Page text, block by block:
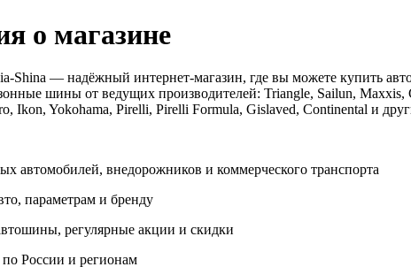
о магазине
Shina — надёжный интернет-магазин, где вы можете купить
шины от ведущих производителей: Triangle, Sailun,
Ikon, Yokohama, Pirelli, Pirelli Formula, Gislaved, Continental и
автомобилей, внедорожников и коммерческого транспорта
параметрам и бренду
регулярные акции и скидки
по России и регионам